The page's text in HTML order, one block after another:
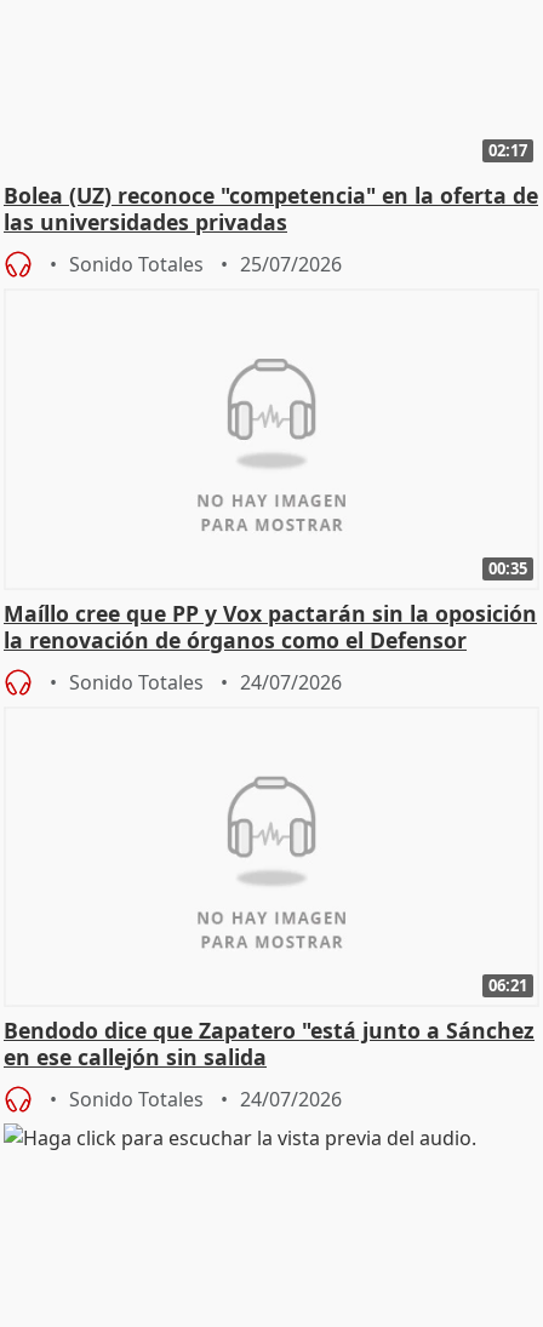
02:17
Bolea (UZ) reconoce "competencia" en la oferta de
las universidades privadas
Sonido Totales 25/07/2026
00:35
Maíllo cree que PP y Vox pactarán sin la oposición
la renovación de órganos como el Defensor
Sonido Totales 24/07/2026
06:21
Bendodo dice que Zapatero "está junto a Sánchez
en ese callejón sin salida
Sonido Totales 24/07/2026